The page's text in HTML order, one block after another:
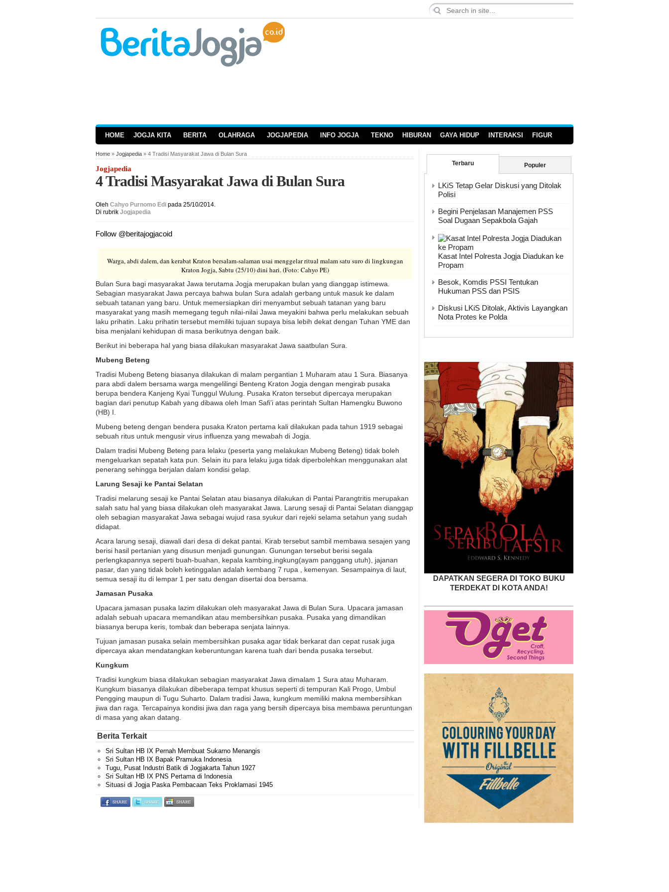
HOME JOGJA KITA BERITA OLAHRAGA JOGJAPEDIA INFO JOGJA TEKNO HIBURAN GAYA HIDUP INTERAKSI FIGUR
Home » Jogjapedia » 4 Tradisi Masyarakat Jawa di Bulan Sura
Jogjapedia
4 Tradisi Masyarakat Jawa di Bulan Sura
Oleh Cahyo Purnomo Edi pada 25/10/2014.
Di rubrik Jogjapedia
Follow @beritajogjacoid
Warga, abdi dalem, dan kerabat Kraton bersalam-salaman usai menggelar ritual malam satu suro di lingkungan
Kraton Jogja, Sabtu (25/10) dini hari. (Foto: Cahyo PE)
Bulan Sura bagi masyarakat Jawa terutama Jogja merupakan bulan yang dianggap istimewa.
Sebagian masyarakat Jawa percaya bahwa bulan Sura adalah gerbang untuk masuk ke dalam
sebuah tatanan yang baru. Untuk memersiapkan diri menyambut sebuah tatanan yang baru
masyarakat yang masih memegang teguh nilai-nilai Jawa meyakini bahwa perlu melakukan sebuah
laku prihatin. Laku prihatin tersebut memiliki tujuan supaya bisa lebih dekat dengan Tuhan YME dan
bisa menjalani kehidupan di masa berikutnya dengan baik.
Berikut ini beberapa hal yang biasa dilakukan masyarakat Jawa saatbulan Sura.
Mubeng Beteng
Tradisi Mubeng Beteng biasanya dilakukan di malam pergantian 1 Muharam atau 1 Sura. Biasanya
para abdi dalem bersama warga mengelilingi Benteng Kraton Jogja dengan mengirab pusaka
berupa bendera Kanjeng Kyai Tunggul Wulung. Pusaka Kraton tersebut dipercaya merupakan
bagian dari penutup Kabah yang dibawa oleh Iman Safi’i atas perintah Sultan Hamengku Buwono
(HB) I.
Mubeng beteng dengan bendera pusaka Kraton pertama kali dilakukan pada tahun 1919 sebagai
sebuah ritus untuk mengusir virus influenza yang mewabah di Jogja.
Dalam tradisi Mubeng Beteng para lelaku (peserta yang melakukan Mubeng Beteng) tidak boleh
mengeluarkan sepatah kata pun. Selain itu para lelaku juga tidak diperbolehkan menggunakan alat
penerang sehingga berjalan dalam kondisi gelap.
Larung Sesaji ke Pantai Selatan
Tradisi melarung sesaji ke Pantai Selatan atau biasanya dilakukan di Pantai Parangtritis merupakan
salah satu hal yang biasa dilakukan oleh masyarakat Jawa. Larung sesaji di Pantai Selatan dianggap
oleh sebagian masyarakat Jawa sebagai wujud rasa syukur dari rejeki selama setahun yang sudah
didapat.
Acara larung sesaji, diawali dari desa di dekat pantai. Kirab tersebut sambil membawa sesajen yang
berisi hasil pertanian yang disusun menjadi gunungan. Gunungan tersebut berisi segala
perlengkapannya seperti buah-buahan, kepala kambing,ingkung(ayam panggang utuh), jajanan
pasar, dan yang tidak boleh ketinggalan adalah kembang 7 rupa , kemenyan. Sesampainya di laut,
semua sesaji itu di lempar 1 per satu dengan disertai doa bersama.
Jamasan Pusaka
Upacara jamasan pusaka lazim dilakukan oleh masyarakat Jawa di Bulan Sura. Upacara jamasan
adalah sebuah upacara memandikan atau membersihkan pusaka. Pusaka yang dimandikan
biasanya berupa keris, tombak dan beberapa senjata lainnya.
Tujuan jamasan pusaka selain membersihkan pusaka agar tidak berkarat dan cepat rusak juga
dipercaya akan mendatangkan keberuntungan karena tuah dari benda pusaka tersebut.
Kungkum
Tradisi kungkum biasa dilakukan sebagian masyarakat Jawa dimalam 1 Sura atau Muharam.
Kungkum biasanya dilakukan dibeberapa tempat khusus seperti di tempuran Kali Progo, Umbul
Pengging maupun di Tugu Suharto. Dalam tradisi Jawa, kungkum memiliki makna membersihkan
jiwa dan raga. Tercapainya kondisi jiwa dan raga yang bersih dipercaya bisa membawa peruntungan
di masa yang akan datang.
Berita Terkait
Sri Sultan HB IX Pernah Membuat Sukarno Menangis
Sri Sultan HB IX Bapak Pramuka Indonesia
Tugu, Pusat Industri Batik di Jogjakarta Tahun 1927
Sri Sultan HB IX PNS Pertama di Indonesia
Situasi di Jogja Paska Pembacaan Teks Proklamasi 1945
Terbaru Populer
LKiS Tetap Gelar Diskusi yang Ditolak
Polisi
Begini Penjelasan Manajemen PSS
Soal Dugaan Sepakbola Gajah
Kasat Intel Polresta Jogja Diadukan ke
Propam
Besok, Komdis PSSI Tentukan
Hukuman PSS dan PSIS
Diskusi LKiS Ditolak, Aktivis Layangkan
Nota Protes ke Polda
DAPATKAN SEGERA DI TOKO BUKU
TERDEKAT DI KOTA ANDA!